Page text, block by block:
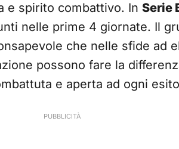
e spirito combattivo. In Serie
nelle prime 4 giornate. Il
che nelle sfide ad
possono fare la
e aperta ad ogni